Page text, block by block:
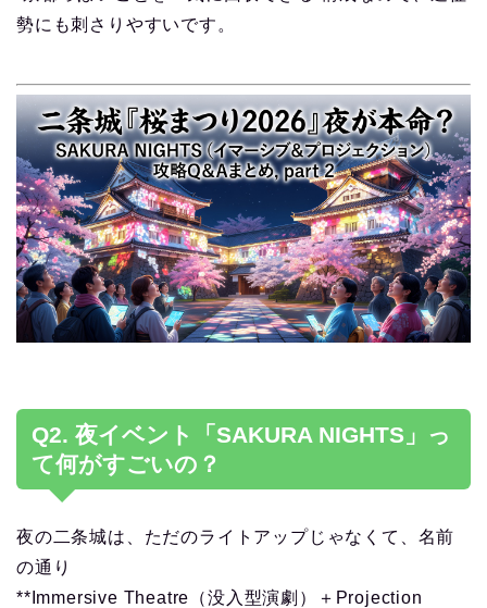
勢にも刺さりやすいです。
Q2. 夜イベント「SAKURA NIGHTS」っ
て何がすごいの？
夜の二条城は、ただのライトアップじゃなくて、名前
の通り
**Immersive Theatre（没入型演劇）＋Projection